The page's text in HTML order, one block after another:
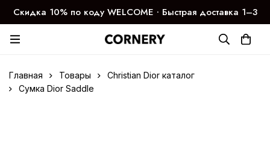
Скидка 10% по коду WELCOME ∙ Быстрая доставка 1–3
дня
Главная Товары
Christian Dior каталог
Сумка Dior Saddle